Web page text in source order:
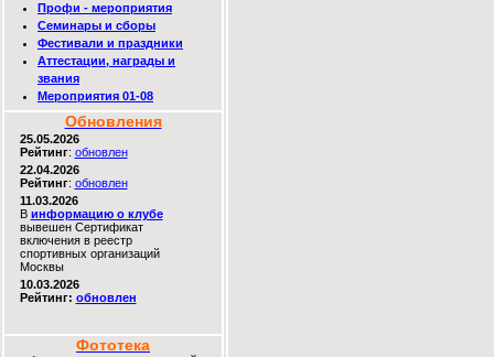
Профи - мероприятия
Семинары и сборы
Фестивали и праздники
Аттестации, награды и
звания
Мероприятия 01-08
Обновления
25.05.2026
Рейтинг: обновлен
22.04.2026
Рейтинг: обновлен
11.03.2026
В информацию о клубе
вывешен Сертификат
включения в реестр
спортивных организаций
Москвы
10.03.2026
Рейтинг: обновлен
Фототека